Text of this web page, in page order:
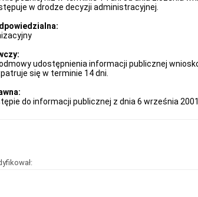
w drodze decyzji administracyjnej.
udostępnienia informacji publicznej
się w terminie 14 dni.
do informacji publicznej z dnia 6 września 2001